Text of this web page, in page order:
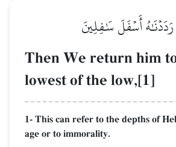
أَسۡفَلَ سَٰفِلِينَ
Then We return him
lowest of the low,[1]
1- This can refer to the depths of
age or to immorality.